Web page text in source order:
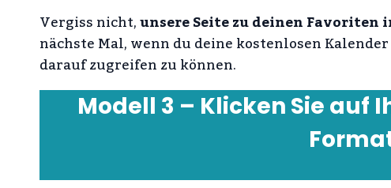
Vergiss nicht,unsere Seite zu deinen Favoriten
nächste Mal, wenn du deine kostenlosen
darauf zugreifen zu können.
Modell 3 – Klicken Sie auf